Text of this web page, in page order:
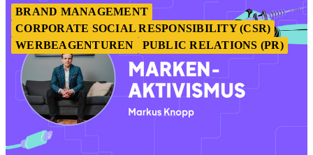
BRAND MANAGEMENT
CORPORATE SOCIAL RESPONSIBILITY (CSR)
WERBEAGENTUREN
PUBLIC RELATIONS (PR)